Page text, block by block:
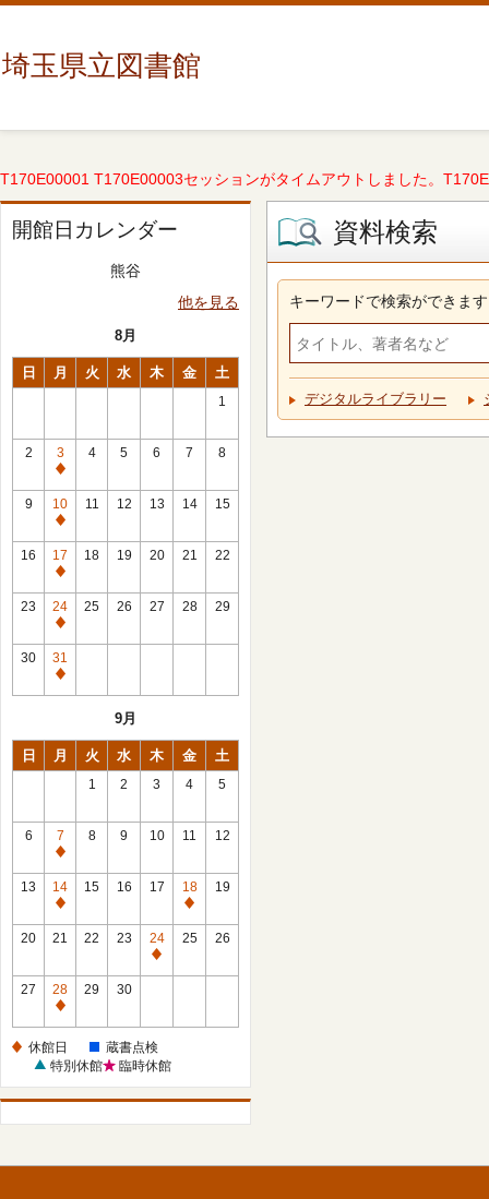
埼玉県立図書館
T170E00001 T170E00003セッションがタイムアウトしました。
開館日カレンダー
熊谷
他を見る
8月
日 月 火 水 木 金 土
1
2
3
休
館
日
4 5 6 7 8
9
10
休
館
日
11 12 13 14 15
16
17
休
館
日
18 19 20 21 22
23
24
休
館
日
25 26 27 28 29
30
31
休
9月
日 月 火 水 木 金 土
1 2 3 4 5
6
7
休
館
日
8 9 10 11 12
13
14
休
館
15 16 17
18
休
館
19
20 21 22 23
24
休
25 26
27
28
休
日
29 30
休館日
蔵書点検
特別休館
臨時休館
資料検索
キーワードで検索ができます
デジタルライブラリー